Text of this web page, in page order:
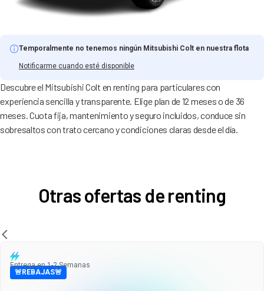
Temporalmente no tenemos ningún Mitsubishi Colt en nuestra flota
Notificarme cuando esté disponible
Descubre el Mitsubishi Colt en renting para particulares con
experiencia sencilla y transparente. Elige plan de 12 meses o de 36
meses. Cuota fija, mantenimiento y seguro incluidos, conduce sin
sobresaltos con trato cercano y condiciones claras desde el día.
Otras ofertas de renting
Entrega en 1-2 Semanas
🚨REBAJAS🚨